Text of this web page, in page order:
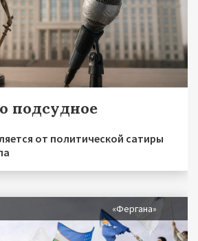
подсудное
от политической сатиры
«Фергана»